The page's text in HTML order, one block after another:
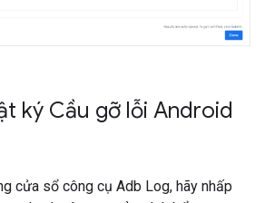
ký Cầu gỡ lỗi Android
cửa sổ công cụ Adb Log, hãy nhấp